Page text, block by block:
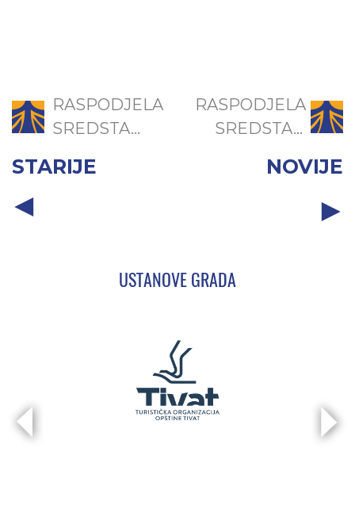
RASPODJELA
SREDSTA...
STARIJE
RASPODJELA
SREDSTA...
NOVIJE
USTANOVE GRADA